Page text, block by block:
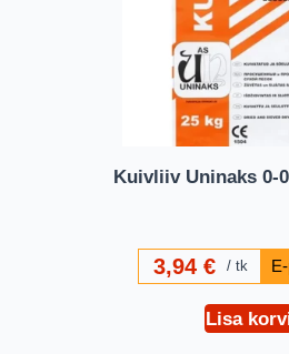
Kuivliiv Uninaks 0-
3,94€ tk
Lisa